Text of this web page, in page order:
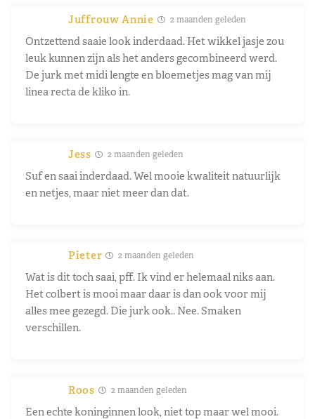
Juffrouw Annie 2 maanden geleden
Ontzettend saaie look inderdaad. Het wikkel jasje zou
leuk kunnen zijn als het anders gecombineerd werd.
De jurk met midi lengte en bloemetjes mag van mij
linea recta de kliko in.
Jess 2 maanden geleden
Suf en saai inderdaad. Wel mooie kwaliteit natuurlijk
en netjes, maar niet meer dan dat.
Pieter 2 maanden geleden
Wat is dit toch saai, pff. Ik vind er helemaal niks aan.
Het colbert is mooi maar daar is dan ook voor mij
alles mee gezegd. Die jurk ook.. Nee. Smaken
verschillen.
Roos 2 maanden geleden
Een echte koninginnen look, niet top maar wel mooi.